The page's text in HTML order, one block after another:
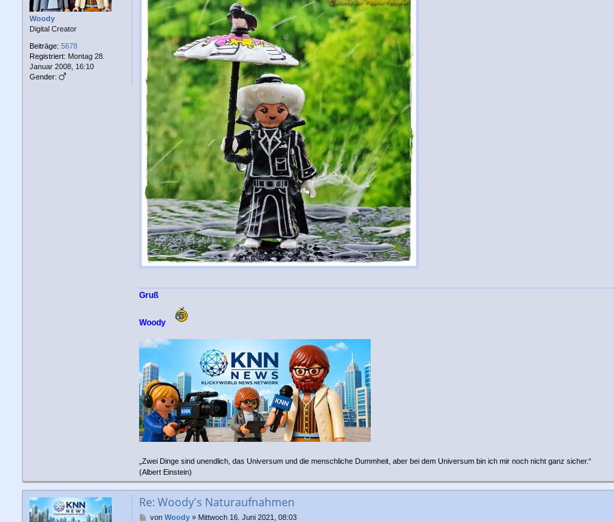
Woody
Digital Creator
Beiträge: 5678
Registriert: Montag 28.
Januar 2008, 16:10
Gender:
g
Gruß
Woody
„Zwei Dinge sind unendlich, das Universum und die menschliche Dummheit, aber bei dem Universum bin ich mir noch nicht ganz sicher.“
(Albert Einstein)
Re: Woody's Naturaufnahmen
Bvon Woody» Mittwoch 16. Juni 2021, 08:03